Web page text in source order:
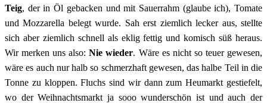
Teig, der in Öl gebacken und mit Sauerrahm (glaube ich), Tomate
und Mozzarella belegt wurde. Sah erst ziemlich lecker aus, stellte
sich aber ziemlich schnell als eklig fettig und komisch süß heraus.
Wir merken uns also:Nie wieder. Wäre es nicht so teuer gewesen,
wäre es auch nur halb so schmerzhaft gewesen, das halbe Teil in die
Tonne zu kloppen. Fluchs sind wir dann zum Heumarkt gestiefelt,
wo der Weihnachtsmarkt ja sooo wunderschön ist und auch der